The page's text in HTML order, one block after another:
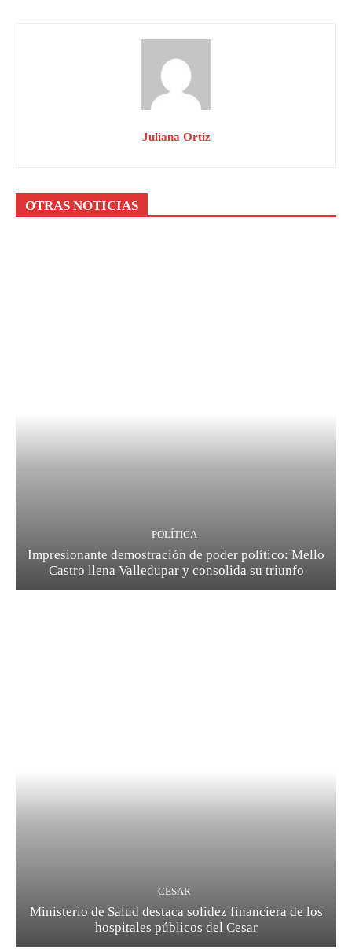
Juliana Ortiz
OTRAS NOTICIAS
POLÍTICA
Impresionante demostración de poder político: Mello
Castro llena Valledupar y consolida su triunfo
CESAR
Ministerio de Salud destaca solidez financiera de los
hospitales públicos del Cesar